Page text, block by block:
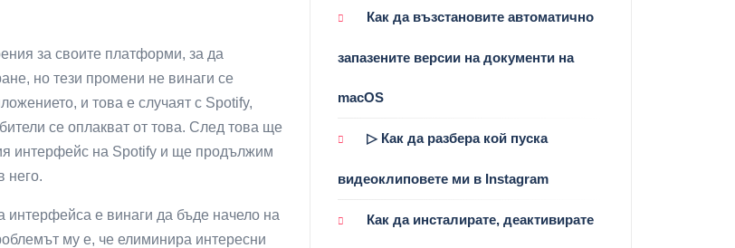
за своите платформи, за да
но тези промени не винаги се
и това е случаят с Spotify,
се оплакват от това. След това ще
интерфейс на Spotify и ще продължим
него.
е винаги да бъде начело на
му е, че елиминира интересни
Как да възстановите автоматично
запазените версии на документи на
macOS
▷ Как да разбера кой пуска
видеоклиповете ми в Instagram
Как да инсталирате, деактивирате